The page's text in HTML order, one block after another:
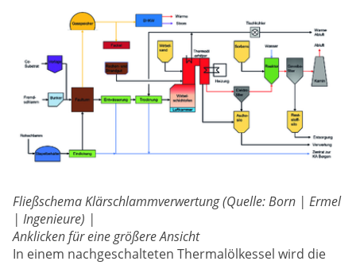
Fließschema Klärschlammverwertung (Quelle: Born | Ermel
| Ingenieure) |
Anklicken für eine größere Ansicht
In einem nachgeschalteten Thermalölkessel wird die